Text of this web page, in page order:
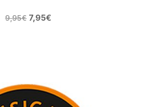
9,95€ El
7,95€